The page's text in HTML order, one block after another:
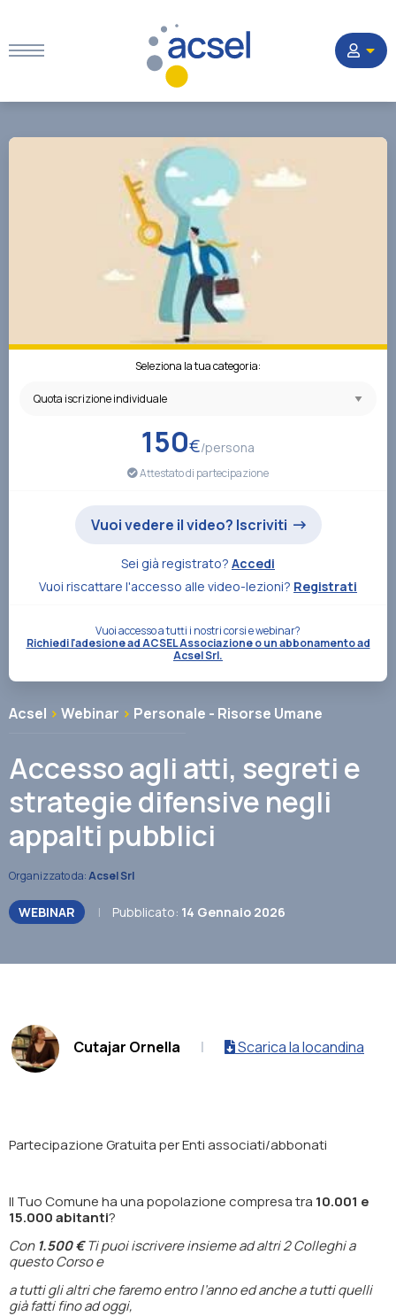
Settori
Corsi
Quesiti
La Società
Contatti
Seleziona la tua categoria:
150€/persona
Attestato di partecipazione
Vuoi vedere il video? Iscriviti
Sei già registrato? Accedi
Vuoi riscattare l'accesso alle video-lezioni? Registrati
Vuoi accesso a tutti i nostri corsi e webinar?
Richiedi l'adesione ad ACSEL Associazione o un abbonamento ad
Acsel Srl.
Acsel > Webinar > Personale - Risorse Umane
Accesso agli atti, segreti e
strategie difensive negli
appalti pubblici
Organizzato da:Acsel Srl
WEBINAR | Pubblicato: 14 Gennaio 2026
Cutajar Ornella
| Scarica la locandina
Partecipazione Gratuita per Enti associati/abbonati
Il Tuo Comune ha una popolazione compresa tra 10.001 e
15.000 abitanti?
Con 1.500 €Ti puoi iscrivere insieme ad altri 2 Colleghi a
questo Corso e
a tutti gli altri che faremo entro l’anno ed anche a tutti quelli
già fatti fino ad oggi,